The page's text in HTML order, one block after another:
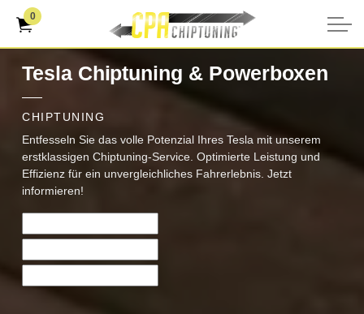
0
Tesla Chiptuning & Powerboxen
CHIPTUNING
Entfesseln Sie das volle Potenzial Ihres Tesla mit unserem
erstklassigen Chiptuning-Service. Optimierte Leistung und
Effizienz für ein unvergleichliches Fahrerlebnis. Jetzt
informieren!